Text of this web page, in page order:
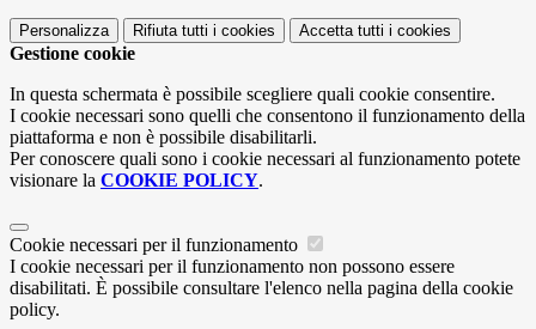
Personalizza Rifiuta tutti i cookies Accetta tutti i cookies
Gestione cookie
In questa schermata è possibile scegliere quali cookie consentire.
I cookie necessari sono quelli che consentono il funzionamento della
piattaforma e non è possibile disabilitarli.
Per conoscere quali sono i cookie necessari al funzionamento potete
visionare la COOKIE POLICY.
Cookie necessari per il funzionamento
I cookie necessari per il funzionamento non possono essere
disabilitati. È possibile consultare l'elenco nella pagina della cookie
policy.